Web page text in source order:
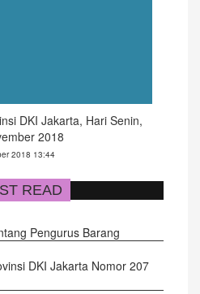
DKI Jakarta, Hari Senin,
2018
2018 13:44
READ
Pengurus Barang
DKI Jakarta Nomor 207